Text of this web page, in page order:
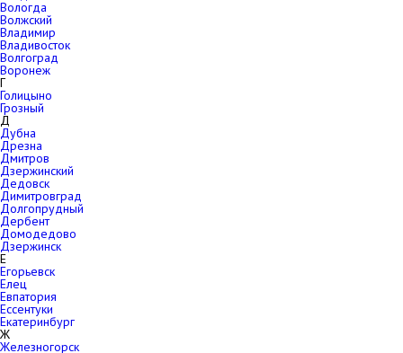
Вологда
Волжский
Владимир
Владивосток
Волгоград
Воронеж
Г
Голицыно
Грозный
Д
Дубна
Дрезна
Дмитров
Дзержинский
Дедовск
Димитровград
Долгопрудный
Дербент
Домодедово
Дзержинск
Е
Егорьевск
Елец
Евпатория
Ессентуки
Екатеринбург
Ж
Железногорск